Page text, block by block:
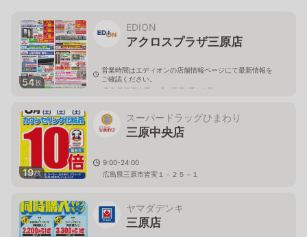
54枚
EDION
アクロスプラザ三原店
営業時間はエディオンの店舗情報ページにて最新情報を
ご確認ください。
広島県三原市円一町一丁目1番2-2号
19枚
スーパードラッグひまわり
三原中央店
9:00-24:00
広島県三原市皆実１－２５－１
ヤマダデンキ
三原店